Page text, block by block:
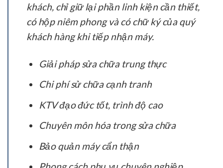
khách, chỉ giữ lại phần linh kiện cần thiết,
có hộp niêm phong và có chữ ký của quý
khách hàng khi tiếp nhận máy.
Giải pháp sửa chữa trung thực
Chi phí sử chữa cạnh tranh
KTV đạo đức tốt, trình độ cao
Chuyên môn hóa trong sửa chữa
Bảo quản máy cẩn thận